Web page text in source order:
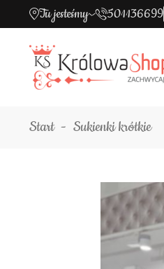
Tu jesteśmy 501136699
Start Sukienki krótkie